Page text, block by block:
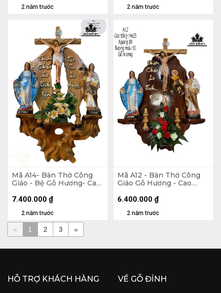
2 năm trước 2 năm trước
Mã A14- Bàn Thờ Công
Giáo - Bệ Gỗ Hương- Cao
Tượng Màu 50 (cm)
2 năm trước
7.400.000 ₫
Mã A12 - Bàn Thờ Công
Giáo Gỗ Hương - Cao
Tượng Màu 50 (cm)
2 năm trước
6.400.000 ₫
« 1 2 3 »
HỖ TRỢ KHÁCH HÀNG VỀ GỖ ĐỈNH